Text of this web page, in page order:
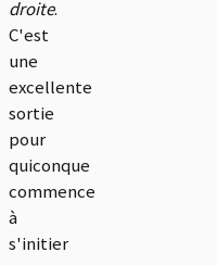
droite.
C'est
une
excellente
sortie
pour
quiconque
commence
à
s'initier